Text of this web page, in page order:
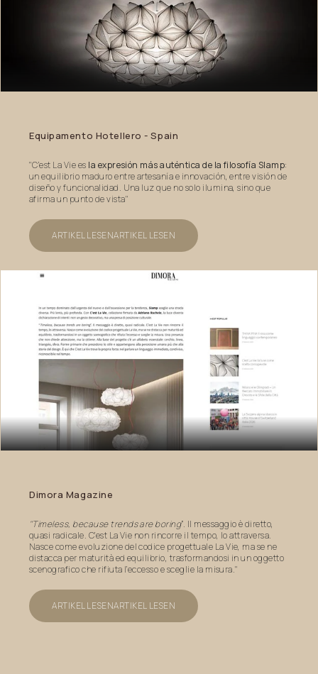
Equipamento Hotellero - Spain
"C’est La Vie es la expresión más auténtica de la filosofía Slamp:
un equilibrio maduro entre artesanía e innovación, entre visión de
diseño y funcionalidad. Una luz que no solo ilumina, sino que
afirma un punto de vista"
ARTIKEL LESENARTIKEL LESEN
Dimora Magazine
"Timeless, because trends are boring”. Il messaggio è diretto,
quasi radicale. C’est La Vie non rincorre il tempo, lo attraversa.
Nasce come evoluzione del codice progettuale La Vie, ma se ne
distacca per maturità ed equilibrio, trasformandosi in un oggetto
scenografico che rifiuta l’eccesso e sceglie la misura."
ARTIKEL LESENARTIKEL LESEN